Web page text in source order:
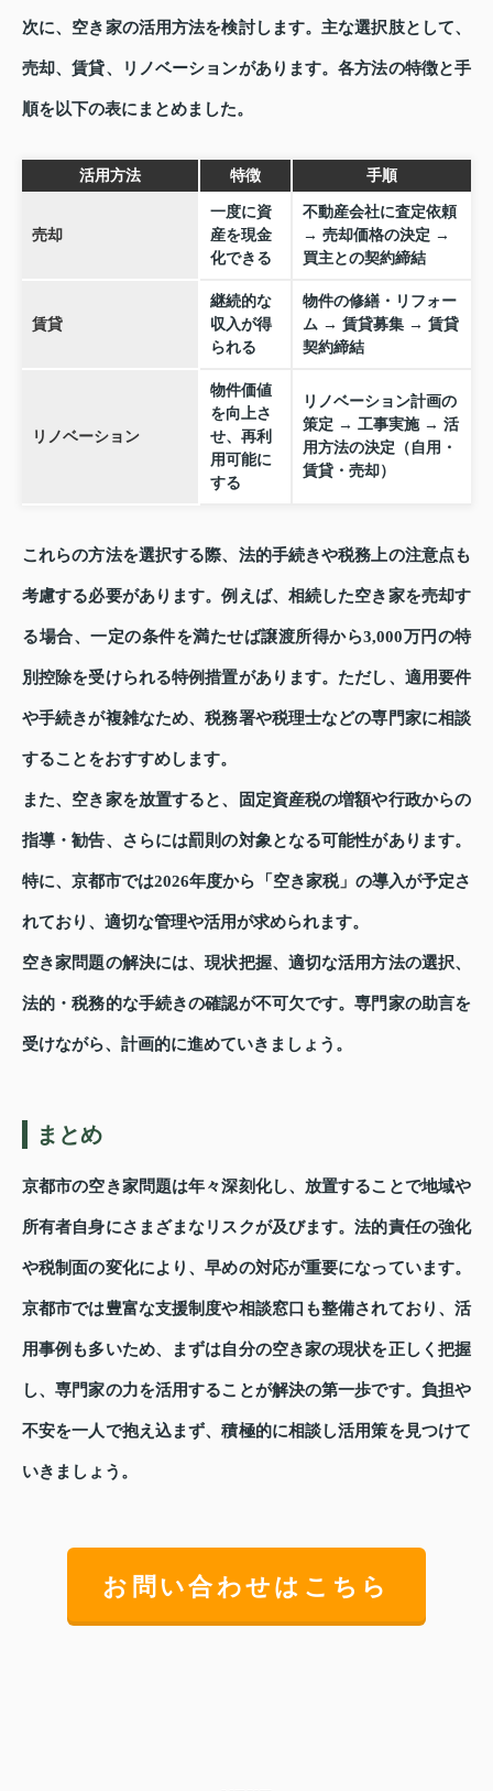
次に、空き家の活用方法を検討します。主な選択肢として、
売却、賃貸、リノベーションがあります。各方法の特徴と手
順を以下の表にまとめました。
活用方法 特徴 手順
売却
一度に資
産を現金
化できる
不動産会社に査定依頼
→ 売却価格の決定 →
買主との契約締結
賃貸
継続的な
収入が得
られる
物件の修繕・リフォー
ム → 賃貸募集 → 賃貸
契約締結
リノベーション
物件価値
を向上さ
せ、再利
用可能に
する
リノベーション計画の
策定 → 工事実施 → 活
用方法の決定（自用・
賃貸・売却）
これらの方法を選択する際、法的手続きや税務上の注意点も
考慮する必要があります。例えば、相続した空き家を売却す
る場合、一定の条件を満たせば譲渡所得から3,000万円の特
別控除を受けられる特例措置があります。ただし、適用要件
や手続きが複雑なため、税務署や税理士などの専門家に相談
することをおすすめします。
また、空き家を放置すると、固定資産税の増額や行政からの
指導・勧告、さらには罰則の対象となる可能性があります。
特に、京都市では2026年度から「空き家税」の導入が予定さ
れており、適切な管理や活用が求められます。
空き家問題の解決には、現状把握、適切な活用方法の選択、
法的・税務的な手続きの確認が不可欠です。専門家の助言を
受けながら、計画的に進めていきましょう。
まとめ
京都市の空き家問題は年々深刻化し、放置することで地域や
所有者自身にさまざまなリスクが及びます。法的責任の強化
や税制面の変化により、早めの対応が重要になっています。
京都市では豊富な支援制度や相談窓口も整備されており、活
用事例も多いため、まずは自分の空き家の現状を正しく把握
し、専門家の力を活用することが解決の第一歩です。負担や
不安を一人で抱え込まず、積極的に相談し活用策を見つけて
いきましょう。
お問い合わせはこちら